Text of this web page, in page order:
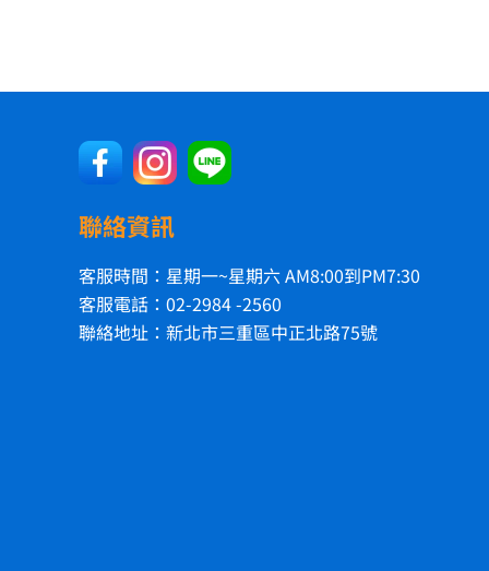
聯絡資訊
客服時間：星期一~星期六 AM8:00到PM7:30
客服電話：02-2984 -2560
聯絡地址：新北市三重區中正北路75號